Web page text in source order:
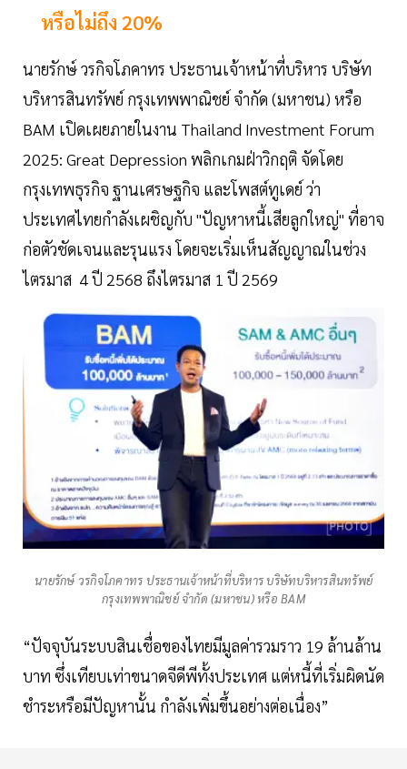
หรือไม่ถึง 20%
นายรักษ์ วรกิจโภคาทร ประธานเจ้าหน้าที่บริหาร บริษัท
บริหารสินทรัพย์ กรุงเทพพาณิชย์ จำกัด (มหาชน) หรือ
BAM เปิดเผยภายในงาน Thailand Investment Forum
2025: Great Depression พลิกเกมฝ่าวิกฤติ จัดโดย
กรุงเทพธุรกิจ ฐานเศรษฐกิจ และโพสต์ทูเดย์ ว่า
ประเทศไทยกำลังเผชิญกับ "ปัญหาหนี้เสียลูกใหญ่" ที่อาจ
ก่อตัวชัดเจนและรุนแรง โดยจะเริ่มเห็นสัญญาณในช่วง
ไตรมาส 4 ปี 2568 ถึงไตรมาส 1 ปี 2569
นายรักษ์ วรกิจโภคาทร ประธานเจ้าหน้าที่บริหาร บริษัทบริหารสินทรัพย์
กรุงเทพพาณิชย์ จำกัด (มหาชน) หรือ BAM
“ปัจจุบันระบบสินเชื่อของไทยมีมูลค่ารวมราว 19 ล้านล้าน
บาท ซึ่งเทียบเท่าขนาดจีดีพีทั้งประเทศ แต่หนี้ที่เริ่มผิดนัด
ชำระหรือมีปัญหานั้น กำลังเพิ่มขึ้นอย่างต่อเนื่อง”